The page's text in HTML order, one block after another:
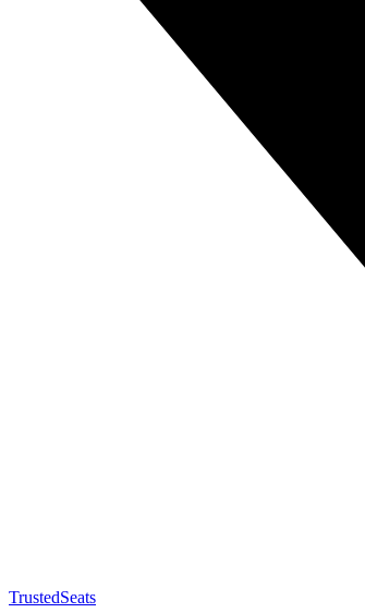
TrustedSeats